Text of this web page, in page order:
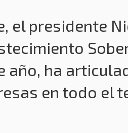
el presidente
año, ha
en todo el